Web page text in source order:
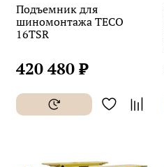
Подъемник для
шиномонтажа TECO
16TSR
420 480 ₽